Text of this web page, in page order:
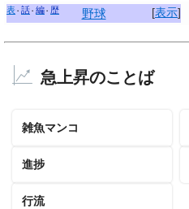
[表示]
表 話 編 歴 野球
急上昇のことば
雑魚マンコ
進捗
行流